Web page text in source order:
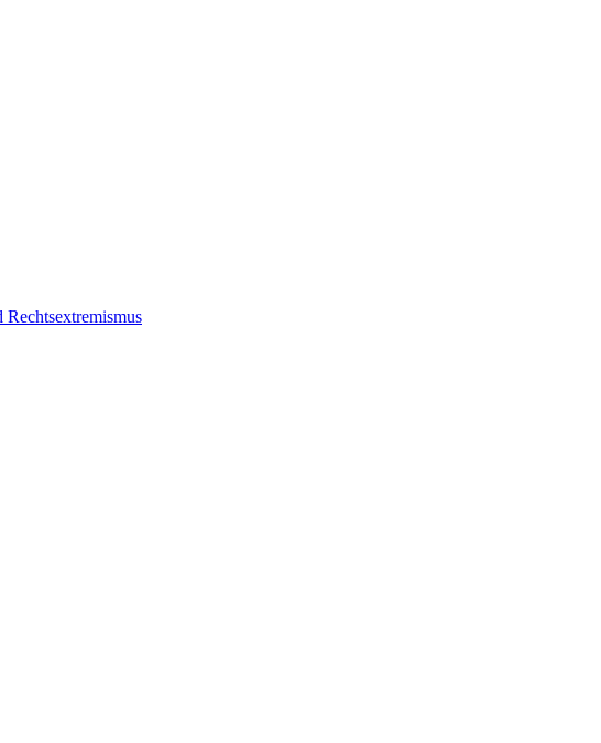
Rechtsextremismus